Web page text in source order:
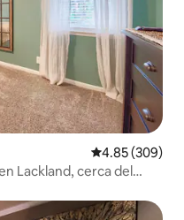
Calificación
4.85 (309)
Lackland, cerca del